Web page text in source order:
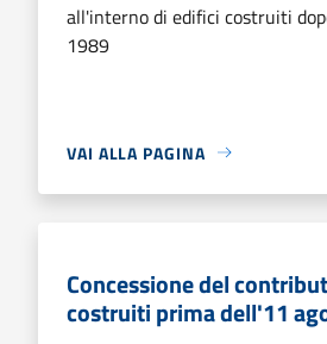
all'interno di edifici costruiti
1989
VAI ALLA PAGINA
Concessione del
costruiti prima dell'11